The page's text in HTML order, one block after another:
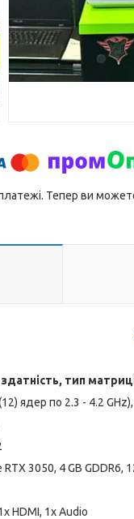
платежі. Тепер ви
тип
ядер по 2.3 - 4.2
3050, 4 GB GDDR6,
HDMI, 1x Audio